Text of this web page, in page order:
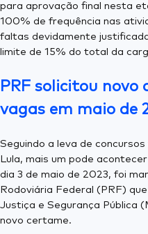
para aprovação final nesta
100% de frequência nas
faltas devidamente
limite de 15% do total da
PRF solicitou novo
vagas em maio de
Seguindo a leva de
Lula, mais um pode
dia 3 de maio de 2023, foi
Rodoviária Federal (PRF)
Justiça e Segurança Pública
novo certame.